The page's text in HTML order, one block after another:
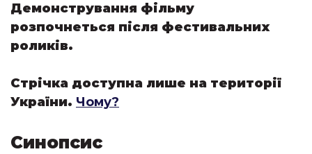
Демонстрування фільму
розпочнеться після фестивальних
роликів.
Стрічка доступна лише на території
України. Чому?
Синопсис